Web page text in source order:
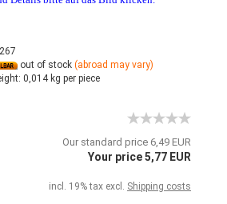
out of stock (abroad may vary)
0,014kg per piece
Our standard price 6,49 EUR
Your price 5,77 EUR
incl. 19% tax excl. Shipping costs